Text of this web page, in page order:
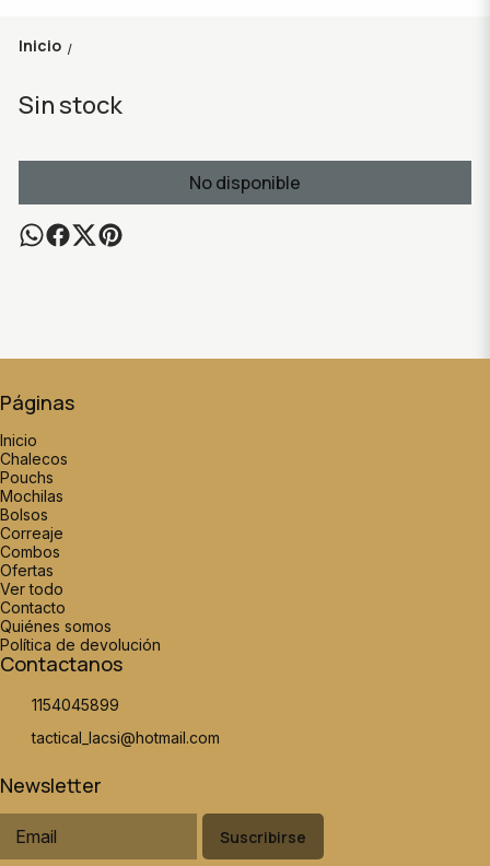
Inicio /
Sin stock
No disponible
Páginas
Inicio
Chalecos
Pouchs
Mochilas
Bolsos
Correaje
Combos
Ofertas
Ver todo
Contacto
Quiénes somos
Política de devolución
Contactanos
1154045899
tactical_lacsi@hotmail.com
Newsletter
Suscribirse